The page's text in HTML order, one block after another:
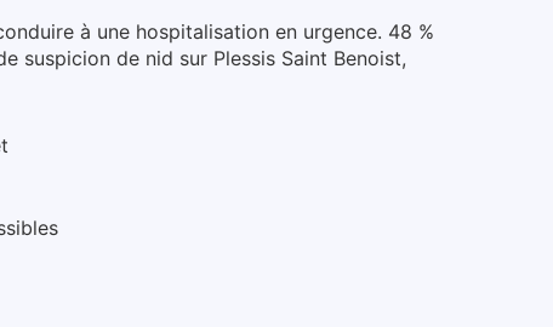
à une hospitalisation en urgence. 48 %
suspicion de nid sur Plessis Saint Benoist,